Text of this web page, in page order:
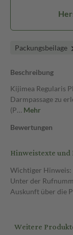
Packungsbeilage
Beschreibung
Kijimea Regularis
Darmpassage zu
(P… Mehr
Bewertungen
Hinweistexte
Wichtiger Hinweis:
Unter der
Auskunft über die
Weitere